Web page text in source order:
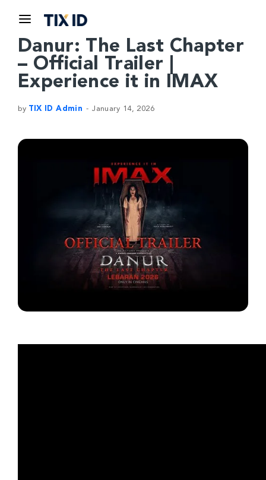
Danur: The Last Chapter
– Official Trailer |
Experience it in IMAX
by TIX ID Admin January 14, 2026